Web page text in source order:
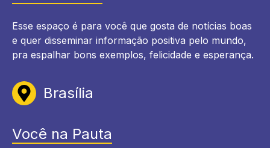
Esse espaço é para você que gosta de notícias boas
e quer disseminar informação positiva pelo mundo,
pra espalhar bons exemplos, felicidade e esperança.
Brasília
Você na Pauta